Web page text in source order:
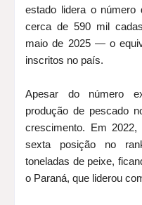
estado lidera o número
cerca de 590 mil
maio de 2025 — o
inscritos no país.
Apesar do número
produção de pescado
crescimento. Em
sexta posição no
toneladas de peixe,
o Paraná, que liderou